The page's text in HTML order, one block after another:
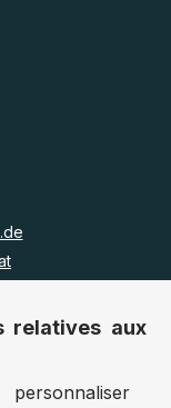
relatives aux